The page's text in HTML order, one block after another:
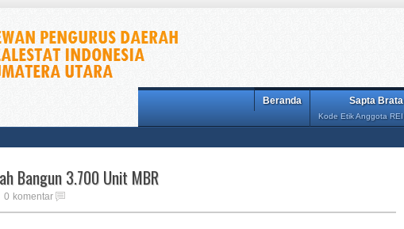
Sapta Brata
Kode Etik Anggota REI
Beranda
Bangun 3.700 Unit MBR
0 komentar